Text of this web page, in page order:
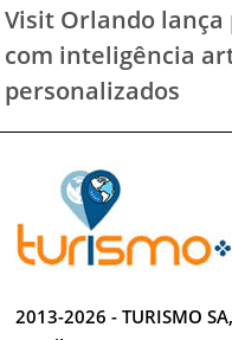
Visit Orlando
com inteligência
personalizados
2013-2026 - TURISMO